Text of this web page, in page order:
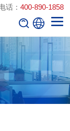
话： 400-890-1858